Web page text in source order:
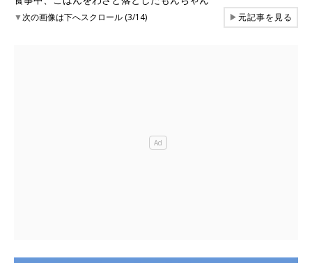
▼次の画像は下へスクロール (3/14) ▶元記事を見る